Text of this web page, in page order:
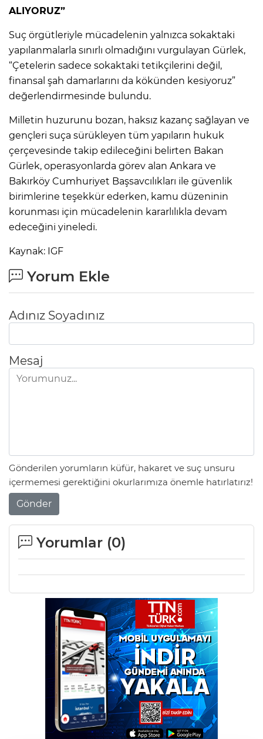
ALIYORUZ”
Suç örgütleriyle mücadelenin yalnızca sokaktaki
yapılanmalarla sınırlı olmadığını vurgulayan Gürlek,
“Çetelerin sadece sokaktaki tetikçilerini değil,
finansal şah damarlarını da kökünden kesiyoruz”
değerlendirmesinde bulundu.
Milletin huzurunu bozan, haksız kazanç sağlayan ve
gençleri suça sürükleyen tüm yapıların hukuk
çerçevesinde takip edileceğini belirten Bakan
Gürlek, operasyonlarda görev alan Ankara ve
Bakırköy Cumhuriyet Başsavcılıkları ile güvenlik
birimlerine teşekkür ederken, kamu düzeninin
korunması için mücadelenin kararlılıkla devam
edeceğini yineledi.
Kaynak: IGF
Yorum Ekle
Adınız Soyadınız
Mesaj
Gönderilen yorumların küfür, hakaret ve suç unsuru
içermemesi gerektiğini okurlarımıza önemle hatırlatırız!
Gönder
Yorumlar (0)